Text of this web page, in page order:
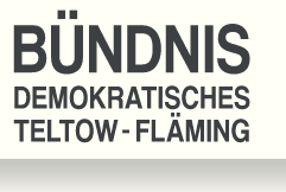
überwinden